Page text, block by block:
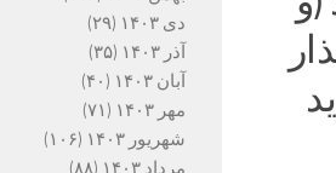
دی ۱۴۰۳
(۲۹)
آذر ۱۴۰۳
(۳۵)
آبان ۱۴۰۳
(۴۰)
مهر ۱۴۰۳
(۷۱)
شهریور ۱۴۰۳
(۱۰۶)
مرداد ۱۴۰۳
(۸۸)